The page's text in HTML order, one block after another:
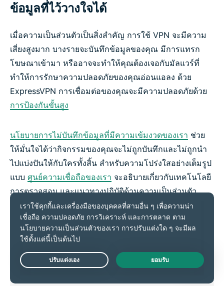
ข้อมูลที่ไว้วางใจได้
เมื่อความเป็นส่วนตัวเป็นสิ่งสำคัญ การใช้ VPN จะมีความ
เสี่ยงสูงมาก บางรายจะบันทึกข้อมูลของคุณ มีการแทรก
โฆษณาเข้ามา หรืออาจจะทำให้คุณต้องเจอกับมัลแวร์ที่
ทำให้การรักษาความปลอดภัยของคุณอ่อนแอลง ด้วย
ExpressVPN การเชื่อมต่อของคุณจะมีความปลอดภัยด้วย
การป้องกันขั้นสูง
นโยบายการไม่บันทึกข้อมูลที่มีความเข้มงวดของเรา ช่วย
ให้มั่นใจได้ว่ากิจกรรมของคุณจะไม่ถูกบันทึกและไม่ถูกนำ
ไปแบ่งปันให้กับใครทั้งสิ้น สำหรับความโปร่งใสอย่างเต็มรูป
แบบ ศูนย์ความเชื่อถือของเรา จะอธิบายเกี่ยวกับเทคโนโลยี
การตรวจสอบ และแนวทางปฏิบัติด้านความเป็นส่วนตัว
สำหรับการปกป้องข้อมูลและอุปกรณ์ของคุณในทุกครั้งที่
คุณเชื่อมต่อ
Live Chat